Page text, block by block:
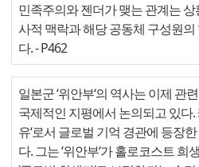
민족주의와 젠더가 맺는 관계는
사적 맥락과 해당 공동체 구성원
다.- P462
일본군 ‘위안부‘의 역사는 이제 관
국제적인 지평에서 논의되고 있다.
유‘로서 글로벌 기억 경관에 등장
다. 그는 ‘위안부‘가 홀로코스트 희